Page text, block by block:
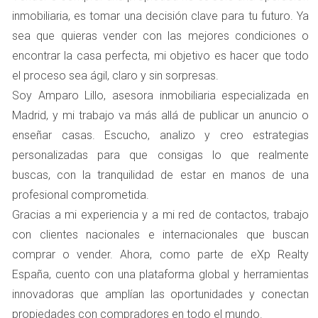
DEL MONTE
Demanda creciente de viviendas
amplios, con áreas verdes y servicios cercanos. Esto
Sostenibilidad y eficiencia energética
En los últimos años, la sostenibilidad se ha convertido en
inmobiliaria, es tomar una decisión clave para tu futuro. Ya
sea que quieras vender con las mejores condiciones o
encontrar la casa perfecta, mi objetivo es hacer que todo
el proceso sea ágil, claro y sin sorpresas.
Soy Amparo Lillo, asesora inmobiliaria especializada en
Madrid, y mi trabajo va más allá de publicar un anuncio o
enseñar casas. Escucho, analizo y creo estrategias
personalizadas para que consigas lo que realmente
buscas, con la tranquilidad de estar en manos de una
profesional comprometida.
Gracias a mi experiencia y a mi red de contactos, trabajo
con clientes nacionales e internacionales que buscan
comprar o vender. Ahora, como parte de eXp Realty
España, cuento con una plataforma global y herramientas
innovadoras que amplían las oportunidades y conectan
propiedades con compradores en todo el mundo.